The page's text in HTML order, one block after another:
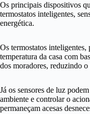
Os principais dispositivos
termostatos inteligentes,
energética.
Os termostatos inteligentes,
temperatura da casa com
dos moradores, reduzindo
Já os sensores de luz
ambiente e controlar o
permaneçam acesas